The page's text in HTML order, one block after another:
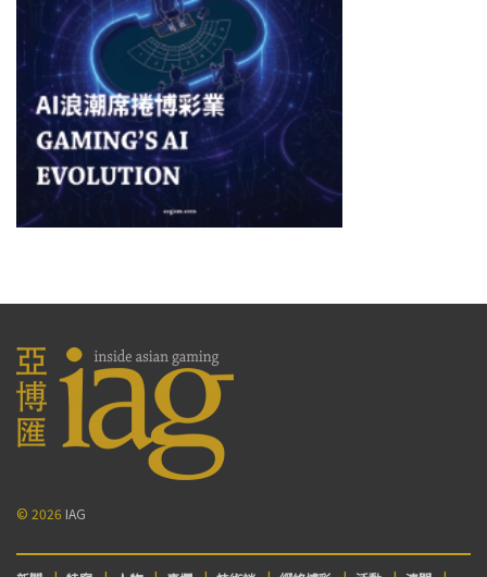
© 2026 IAG